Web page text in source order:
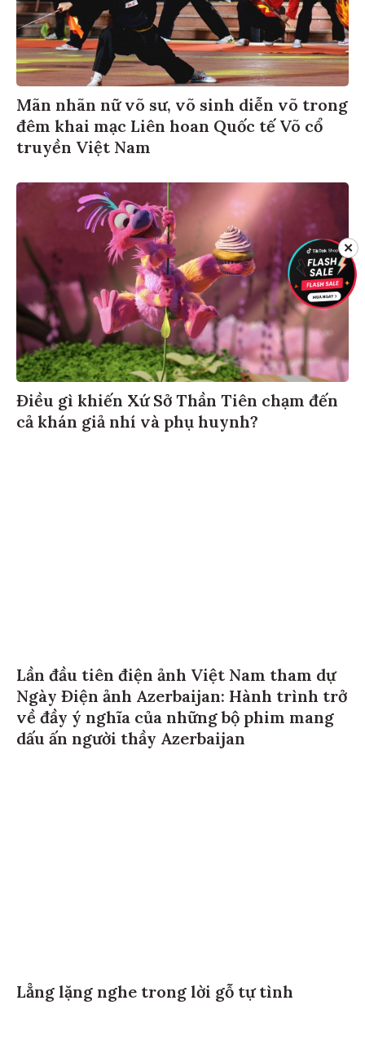
Mãn nhãn nữ võ sư, võ sinh diễn võ trong
đêm khai mạc Liên hoan Quốc tế Võ cổ
truyền Việt Nam
Điều gì khiến Xứ Sở Thần Tiên chạm đến
cả khán giả nhí và phụ huynh?
Lần đầu tiên điện ảnh Việt Nam tham dự
Ngày Điện ảnh Azerbaijan: Hành trình trở
về đầy ý nghĩa của những bộ phim mang
dấu ấn người thầy Azerbaijan
Lẳng lặng nghe trong lời gỗ tự tình
✕